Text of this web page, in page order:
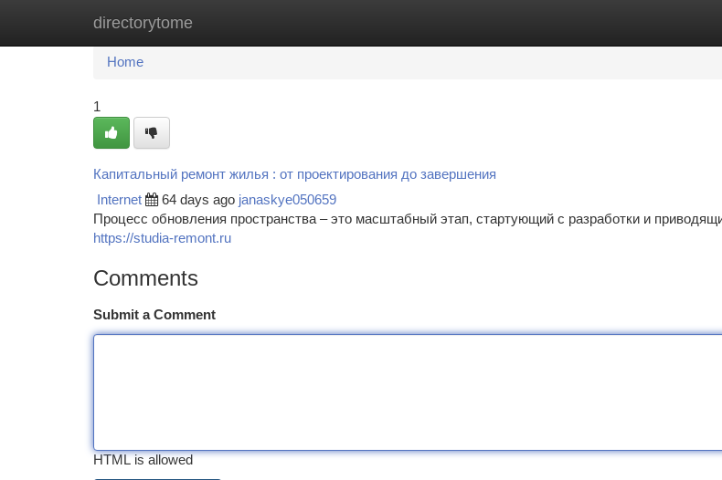
directorytome
Home New Site Listings
Home
1
Капитальный ремонт жилья : от проектирования до завершения
Internet 64 days ago janaskye050659
Процесс обновления пространства – это масштабный этап, стартующий с разработки и
https://studia-remont.ru
Comments
Submit a Comment
HTML is allowed